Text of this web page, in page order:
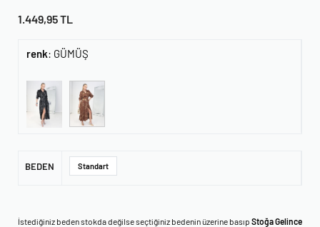
1.449,95TL
renk: GÜMÜŞ
BEDEN Standart
İstediğiniz beden stokda değilse seçtiğiniz bedenin üzerine basıp Stoğa Gelince